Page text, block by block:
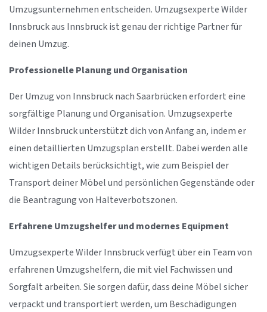
Umzugsunternehmen entscheiden. Umzugsexperte Wilder
Innsbruck aus Innsbruck ist genau der richtige Partner für
deinen Umzug.
Professionelle Planung und Organisation
Der Umzug von Innsbruck nach Saarbrücken erfordert eine
sorgfältige Planung und Organisation. Umzugsexperte
Wilder Innsbruck unterstützt dich von Anfang an, indem er
einen detaillierten Umzugsplan erstellt. Dabei werden alle
wichtigen Details berücksichtigt, wie zum Beispiel der
Transport deiner Möbel und persönlichen Gegenstände oder
die Beantragung von Halteverbotszonen.
Erfahrene Umzugshelfer und modernes Equipment
Umzugsexperte Wilder Innsbruck verfügt über ein Team von
erfahrenen Umzugshelfern, die mit viel Fachwissen und
Sorgfalt arbeiten. Sie sorgen dafür, dass deine Möbel sicher
verpackt und transportiert werden, um Beschädigungen